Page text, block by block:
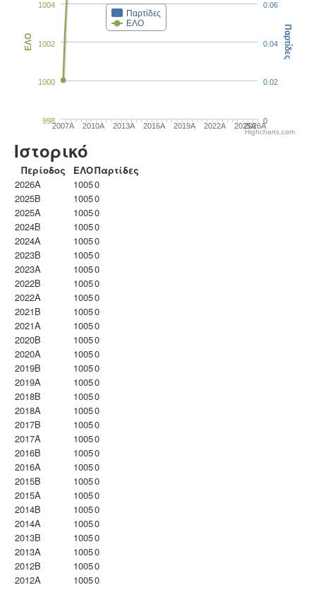
Παρτίδες
ΕΛΟ
2007A 2010A 2013A 2016A 2019A 2022A 2025A2026A
1000
1002
1004
998
ΕΛΟ
0
0.02
0.04
0.06
Παρτίδες
Highcharts.com
Ιστορικό
Περίοδος ΕΛΟΠαρτίδες
2026A
10050
2025B
10050
2025A
10050
2024B
10050
2024A
10050
2023B
10050
2023Α
10050
2022B
10050
2022A
10050
2021B
10050
2021A
10050
2020B
10050
2020A
10050
2019B
10050
2019A
10050
2018B
10050
2018A
10050
2017B
10050
2017A
10050
2016B
10050
2016A
10050
2015B
10050
2015A
10050
2014B
10050
2014A
10050
2013B
10050
2013A
10050
2012B
10050
2012A
10050